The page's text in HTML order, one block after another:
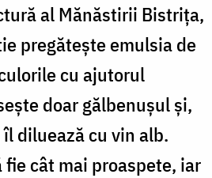
al Mănăstirii Bistrița,
pregătește emulsia de
cu ajutorul
doar gălbenușul și,
diluează cu vin alb.
fie cât mai proaspete, iar